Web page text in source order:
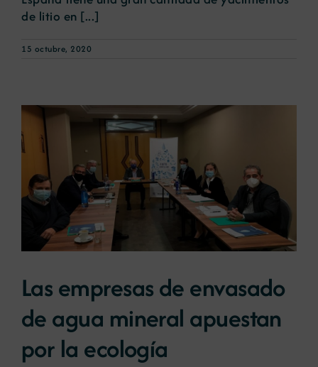
de litio en [...]
15 octubre, 2020
Las empresas de envasado
de agua mineral apuestan
por la ecología